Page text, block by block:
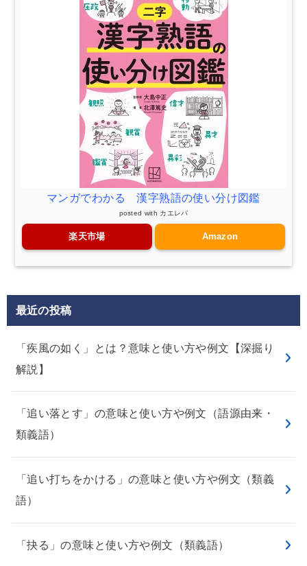
マンガでわかる 漢字熟語の使い分け図鑑
posted with カエレバ
楽天市場 Amazon
最近の投稿
「疾風の如く」とは？意味と使い方や例文【深掘り
解説】
「追い落とす」の意味と使い方や例文（語源由来・
類義語）
「追い打ちをかける」の意味と使い方や例文（類義
語）
「抉る」の意味と使い方や例文（類義語）